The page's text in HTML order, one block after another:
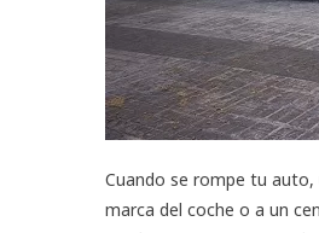
Cuando se rompe tu auto,
marca del coche o a un